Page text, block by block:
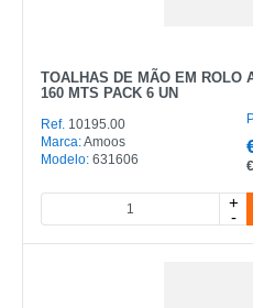
TOALHAS DE MÃO EM ROLO
160 MTS PACK 6 UN
Ref. 10195.00
Marca:Amoos
Modelo: 631606 €
+
-